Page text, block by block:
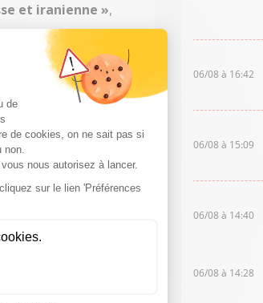
et iranienne »,
début du
vers les
de barils par
contenus grâce à
de la
de l'Agence
06/08 à 16:42
06/08 à 15:09
06/08 à 14:40
06/08 à 14:28